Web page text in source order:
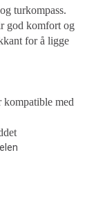
turkompass.
god komfort og
for å ligge
kompatible med